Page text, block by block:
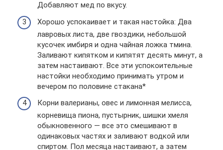
Добавляют мед по вкусу.
Хорошо успокаивает и такая настойка: Два
лавровых листа, две гвоздики, небольшой
кусочек имбиря и одна чайная ложка тмина.
Заливают кипятком и кипятят десять минут, а
затем настаивают. Все эти успокоительные
настойки необходимо принимать утром и
вечером по половине стакана*
Корни валерианы, овес и лимонная мелисса,
корневища пиона, пустырник, шишки хмеля
обыкновенного — все это смешивают в
одинаковых частях и заливают водкой или
спиртом. Пол месяца настаивают, а затем